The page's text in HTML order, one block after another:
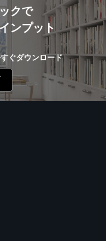
クで
ンプット
ぐダウンロード